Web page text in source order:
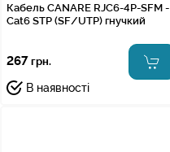
Кабель CANARE RJC6-4P-SFM -
Cat6 STP (SF/UTP) гнучкий
267 грн.
В наявності